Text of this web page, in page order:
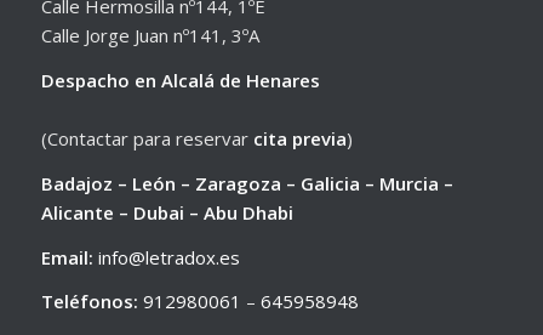
Calle Hermosilla nº144, 1ºE
Calle Jorge Juan nº141, 3ºA
Despacho en Alcalá de Henares
(Contactar para reservar cita previa)
Badajoz – León – Zaragoza – Galicia – Murcia –
Alicante – Dubai – Abu Dhabi
Email: info@letradox.es
Teléfonos: 912980061 – 645958948